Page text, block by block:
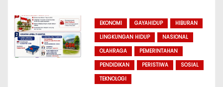
EKONOMI GAYAHIDUP
HIBURAN
LINGKUNGAN HIDUP
NASIONAL
OLAHRAGA
PEMERINTAHAN
PENDIDIKAN
PERISTIWA
SOSIAL
TEKNOLOGI